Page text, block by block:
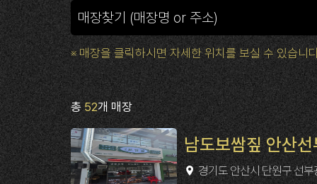
※ 매장을 클릭하시면 자세한 위치를 보실 수 있습니
총52개 매장
남도보쌈짚 안산
경기도 안산시 단원구 선